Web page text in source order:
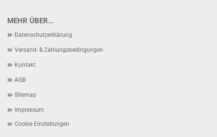
MEHR ÜBER...
Datenschutzerklärung
Versand- & Zahlungsbedingungen
Kontakt
AGB
Sitemap
Impressum
Cookie Einstellungen